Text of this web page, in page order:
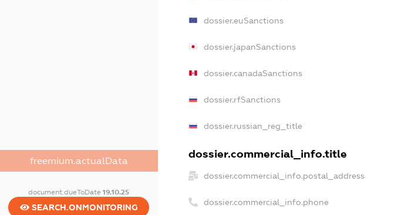
freemium.actualData
document.dueToDate19.10.25
SEARCH.ONMONITORING
dossier.euSanctions
dossier.japanSanctions
dossier.canadaSanctions
dossier.rfSanctions
dossier.russian_reg_title
dossier.commercial_info.title
dossier.commercial_info.postal_address
dossier.commercial_info.phone